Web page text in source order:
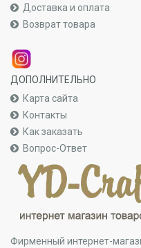
Доставка и оплата
Возврат товара
ДОПОЛНИТЕЛЬНО
Карта сайта
Контакты
Как заказать
Вопрос-Ответ
Фирменный интернет-